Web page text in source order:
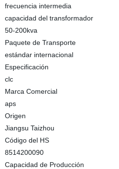
frecuencia intermedia
capacidad del transformador
50-200kva
Paquete de Transporte
estándar internacional
Especificación
clc
Marca Comercial
aps
Origen
Jiangsu Taizhou
Código del HS
8514200090
Capacidad de Producción